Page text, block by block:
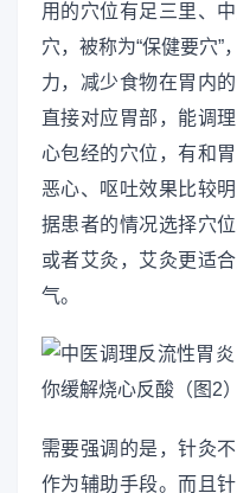
用的穴位有足三里、
穴，被称为“保健要穴
力，减少食物在胃内
直接对应胃部，能调
心包经的穴位，有和
恶心、呕吐效果比较
据患者的情况选择穴
或者艾灸，艾灸更适
气。
需要强调的是，针灸
作为辅助手段。而且